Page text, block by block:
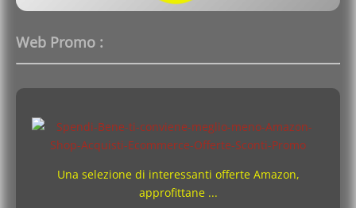
Web Promo :
Una selezione di interessanti offerte Amazon,
approfittane ...